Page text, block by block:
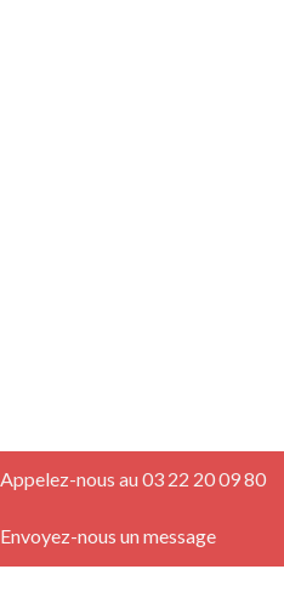
Appelez-nous au 03 22 20 09 80
Envoyez-nous un message